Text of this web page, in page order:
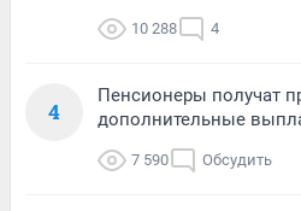
10 288 4
4
Пенсионеры получат
дополнительные
7 590 Обсудить